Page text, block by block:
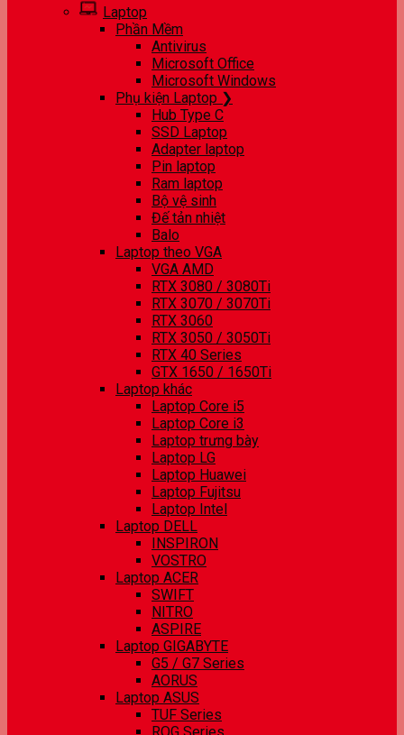
Laptop
Phần Mềm
Antivirus
Microsoft Office
Microsoft Windows
Phụ kiện Laptop ❯
Hub Type C
SSD Laptop
Adapter laptop
Pin laptop
Ram laptop
Bộ vệ sinh
Đế tản nhiệt
Balo
Laptop theo VGA
VGA AMD
RTX 3080 / 3080Ti
RTX 3070 / 3070Ti
RTX 3060
RTX 3050 / 3050Ti
RTX 40 Series
GTX 1650 / 1650Ti
Laptop khác
Laptop Core i5
Laptop Core i3
Laptop trưng bày
Laptop LG
Laptop Huawei
Laptop Fujitsu
Laptop Intel
Laptop DELL
INSPIRON
VOSTRO
Laptop ACER
SWIFT
NITRO
ASPIRE
Laptop GIGABYTE
G5 / G7 Series
AORUS
Laptop ASUS
TUF Series